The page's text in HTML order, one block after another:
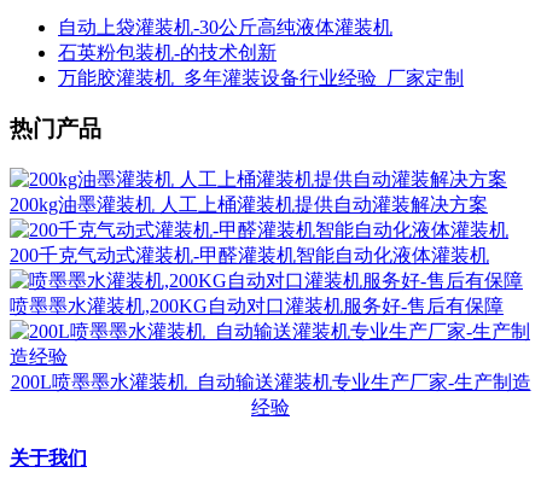
自动上袋灌装机-30公斤高纯液体灌装机
石英粉包装机-的技术创新
万能胶灌装机_多年灌装设备行业经验_厂家定制
热门产品
200kg油墨灌装机 人工上桶灌装机提供自动灌装解决方案
200千克气动式灌装机-甲醛灌装机智能自动化液体灌装机
喷墨墨水灌装机,200KG自动对口灌装机服务好-售后有保障
200L喷墨墨水灌装机_自动输送灌装机专业生产厂家-生产制造
经验
关于我们